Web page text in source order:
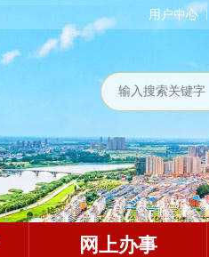
用户中心
网上办事